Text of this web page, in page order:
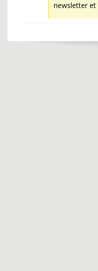
newsletter et